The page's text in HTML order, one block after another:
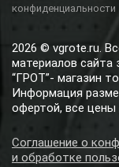
конфиденциальности
2026 © vgrote.ru.
материалов сайта
“ГРОТ”- магазин
Информация
офертой, все цены
Соглашение о
и обработке